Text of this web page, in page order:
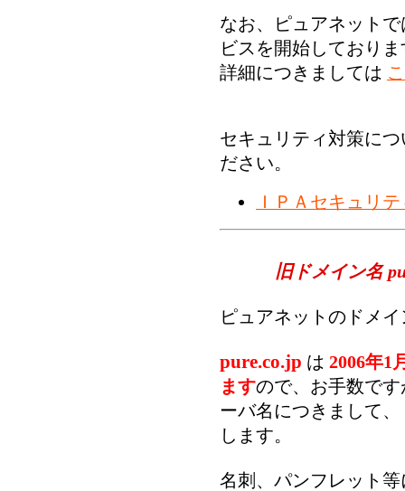
なお、ピュアネット
ビスを開始しておりま
詳細につきましては
セキュリティ対策に
ださい。
ＩＰＡセキュリ
旧ドメイン名
ピュアネットのドメ
pure.co.jp は 2006年1
ますので、お手数で
ーバ名につきまして、
します。
名刺、パンフレット